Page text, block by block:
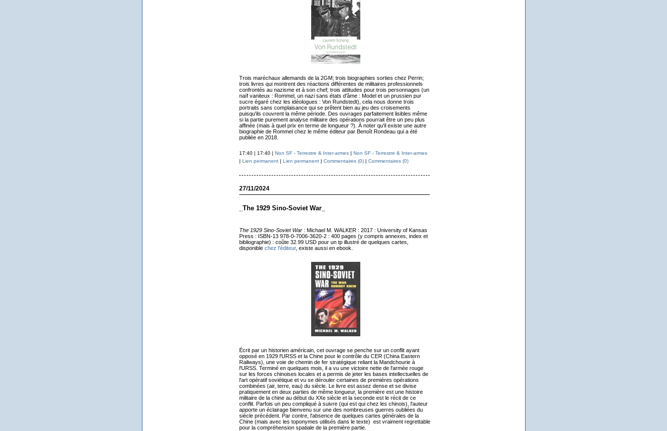
Trois maréchaux allemands de la 2GM; trois biographies sorties chez Perrin;
trois livres qui montrent des réactions différentes de militaires professionnels
confrontés au nazisme et à son chef; trois attitudes pour trois personnages (un
naïf vaniteux : Rommel, un nazi sans états d'âme : Model et un prussien pur
sucre égaré chez les idéologues : Von Rundstedt), cela nous donne trois
portraits sans complaisance qui se prêtent bien au jeu des croisements
puisqu'ils couvrent la même période. Des ouvrages parfaitement lisibles même
si la partie purement analyse militaire des opérations pourrait être un peu plus
affinée (mais à quel prix en terme de longueur ?). À noter qu'il existe une autre
biographie de Rommel chez le même éditeur par Benoît Rondeau qui a été
publiée en 2018.
17:40 | 17:40 | Non SF - Terrestre & Inter-armes| Non SF - Terrestre & Inter-armes
| Lien permanent| Lien permanent| Commentaires (0)| Commentaires (0)
27/11/2024
_The 1929 Sino-Soviet War_
The 1929 Sino-Soviet War: Michael M. WALKER : 2017 : University of Kansas
Press : ISBN-13 978-0-7006-3620-2 : 400 pages (y compris annexes, index et
bibliographie) : coûte 32.99 USD pour un tp illustré de quelques cartes,
disponible chez l'éditeur, existe aussi en ebook.
Écrit par un historien américain, cet ouvrage se penche sur un conflit ayant
opposé en 1929 l'URSS et la Chine pour le contrôle du CER (China Eastern
Railways), une voie de chemin de fer stratégique reliant la Mandchourie à
l'URSS. Terminé en quelques mois, il a vu une victoire nette de l'armée rouge
sur les forces chinoises locales et a permis de jeter les bases intellectuelles de
l'art opératif soviétique et vu se dérouler certaines de premières opérations
combinées (air, terre, eau) du siècle. Le livre est assez dense et se divise
pratiquement en deux parties de même longueur, la première est une histoire
militaire de la chine au début du XXe siècle et la seconde est le récit de ce
conflit. Parfois un peu compliqué à suivre (qui est qui chez les chinois), l'auteur
apporte un éclairage bienvenu sur une des nombreuses guerres oubliées du
siècle précédent. Par contre, l'absence de quelques cartes générales de la
Chine (mais avec les toponymes utilisés dans le texte) est vraiment regrettable
pour la compréhension spatiale de la première partie.